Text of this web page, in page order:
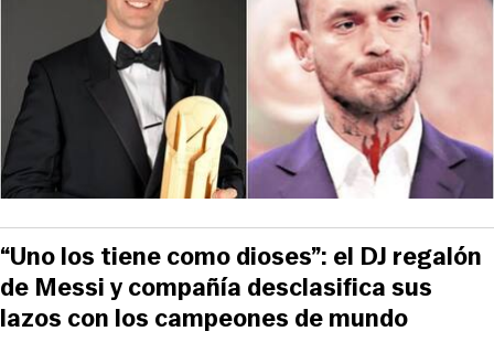
“Uno los tiene como dioses”: el DJ regalón
de Messi y compañía desclasifica sus
lazos con los campeones de mundo